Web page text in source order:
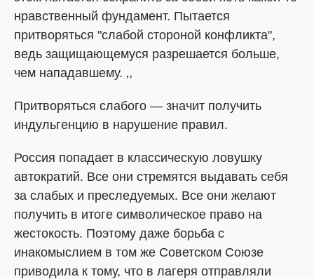
нравственный фундамент. Пытается
притворяться "слабой стороной конфликта",
ведь защищающемуся разрешается больше,
чем нападавшему. ,,
Притворяться слабого — значит получить
индульгенцию в нарушение правил.
Россия попадает в классическую ловушку
автократий. Все они стремятся выдавать себя
за слабых и преследуемых. Все они желают
получить в итоге символическое право на
жестокость. Поэтому даже борьба с
инакомыслием в том же Советском Союзе
приводила к тому, что в лагеря отправляли